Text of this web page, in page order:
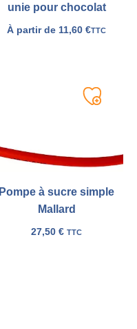
unie pour chocolat
À partir de 11,60 €TTC
Pompe à sucre simple
Mallard
27,50 € TTC
Ajouter